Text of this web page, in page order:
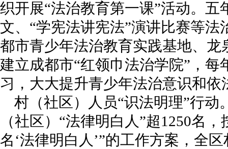
织开展“法治教育第一课”活动。
文、“学宪法讲宪法”演讲比赛等法
都市青少年法治教育实践基地、
建立成都市“红领巾法治学院”，
习，大大提升青少年法治意识和依
村（社区）人员“识法明理”行
（社区）“法律明白人”超1250名
名‘法律明白人’”的工作方案，全